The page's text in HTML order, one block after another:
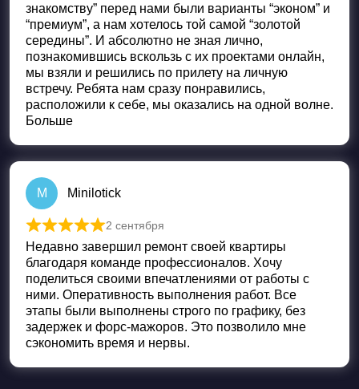
знакомству” перед нами были варианты “эконом” и
“премиум”, а нам хотелось той самой “золотой
середины”. И абсолютно не зная лично,
познакомившись вскользь с их проектами онлайн,
мы взяли и решились по прилету на личную
встречу. Ребята нам сразу понравились,
расположили к себе, мы оказались на одной волне.
Больше
M Minilotick
Оценка 5из 5
2 сентября
Недавно завершил ремонт своей квартиры
благодаря команде профессионалов. Хочу
поделиться своими впечатлениями от работы с
ними. Оперативность выполнения работ. Все
этапы были выполнены строго по графику, без
задержек и форс-мажоров. Это позволило мне
сэкономить время и нервы.